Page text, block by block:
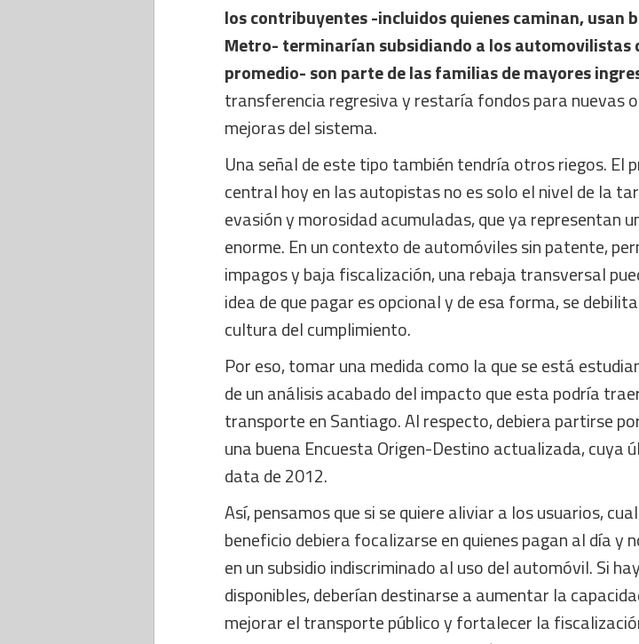
los contribuyentes -incluidos quienes caminan, usan
Metro- terminarían subsidiando a los automovilistas
promedio- son parte de las familias de mayores
transferencia regresiva y restaría fondos para nuevas
mejoras del sistema.
Una señal de este tipo también tendría otros riegos. El
central hoy en las autopistas no es solo el nivel de la
evasión y morosidad acumuladas, que ya representan
enorme. En un contexto de automóviles sin patente,
impagos y baja fiscalización, una rebaja transversal
idea de que pagar es opcional y de esa forma, se
cultura del cumplimiento.
Por eso, tomar una medida como la que se está
de un análisis acabado del impacto que esta podría
transporte en Santiago. Al respecto, debiera partirse
una buena Encuesta Origen-Destino actualizada, cuya
data de 2012.
Así, pensamos que si se quiere aliviar a los usuarios,
beneficio debiera focalizarse en quienes pagan al día y
en un subsidio indiscriminado al uso del automóvil. Si
disponibles, deberían destinarse a aumentar la
mejorar el transporte público y fortalecer la